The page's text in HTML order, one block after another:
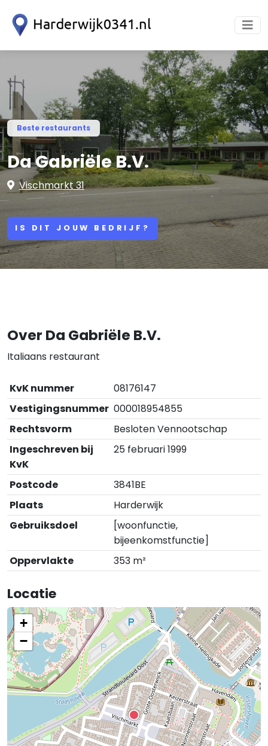
Beste restaurants
Da Gabriële B.V.
Vischmarkt 31
IS DIT JOUW BEDRIJF?
Over Da Gabriële B.V.
Italiaans restaurant
KvK nummer
08176147
Vestigingsnummer 000018954855
Rechtsvorm
Besloten Vennootschap
Ingeschreven bij
KvK
25 februari 1999
Postcode
3841BE
Plaats
Harderwijk
Gebruiksdoel
[woonfunctie,
bijeenkomstfunctie]
Oppervlakte
353 m²
Locatie
+
−